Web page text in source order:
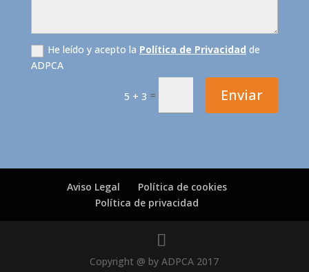
He leído y acepto la Política de Privacidad de
ADPCA
5 + 3 = Enviar
Aviso Legal
Política de cookies
Política de privacidad
Copyright @ by ADPCA 2017